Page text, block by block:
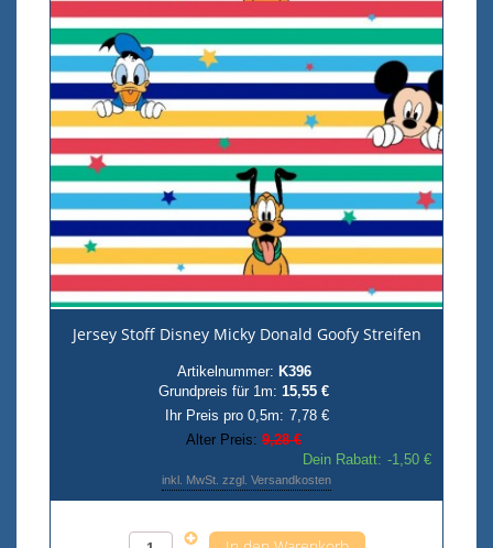
Jersey Stoff Disney Micky Donald Goofy Streifen
Artikelnummer: K396
Grundpreis für 1m: 15,55 €
Ihr Preis pro 0,5m: 7,78 €
Alter Preis: 9,28 €
Dein Rabatt: -1,50 €
inkl. MwSt. zzgl. Versandkosten